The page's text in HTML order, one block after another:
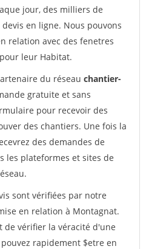
jour, des milliers de
en ligne. Nous pouvons
relation avec des fenetres
leur Habitat.
du réseau chantier-
gratuite et sans
pour recevoir des
des chantiers. Une fois la
des demandes de
les plateformes et sites de
sont vérifiées par notre
en relation à Montagnat.
de vérifier la véracité d'une
rapidement $etre en